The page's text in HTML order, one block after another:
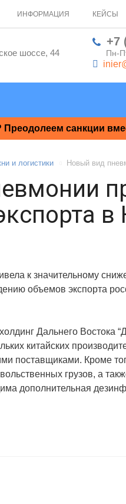
шоссе, 44
+7
Пн-
ИНФОРМАЦИЯ КЕЙСЫ
санкции
и логистики Новый вид
в
к значительному
объемов экспорта
Дальнего Востока
китайских
поставщиками. Кроме
грузов, а
дополнительная